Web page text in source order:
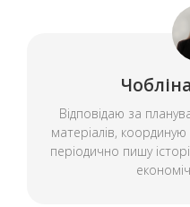
Відповідаю за
матеріалів,
періодично пишу